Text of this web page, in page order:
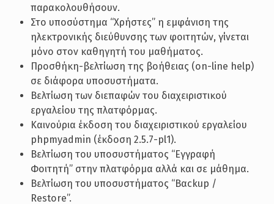
παρακολουθήσουν.
Στο υποσύστημα “Χρήστες” η εμφάνιση της
ηλεκτρονικής διεύθυνσης των φοιτητών, γίνεται
μόνο στον καθηγητή του μαθήματος.
Προσθήκη-βελτίωση της βοήθειας (on-line help)
σε διάφορα υποσυστήματα.
Βελτίωση των διεπαφών του διαχειριστικού
εργαλείου της πλατφόρμας.
Καινούρια έκδοση του διαχειριστικού εργαλείου
phpmyadmin (έκδοση 2.5.7-pl1).
Βελτίωση του υποσυστήματος “Εγγραφή
Φοιτητή” στην πλατφόρμα αλλά και σε μάθημα.
Βελτίωση του υποσυστήματος “Βαckup /
Restore”.